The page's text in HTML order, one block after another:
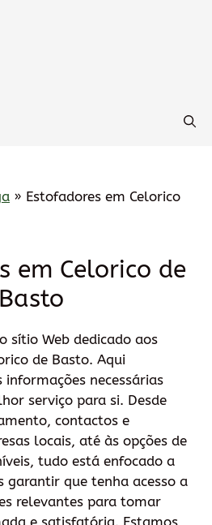
» Estofadores em Celorico
em Celorico de
Basto
sítio Web dedicado aos
de Basto. Aqui
necessárias
serviço para si. Desde
contactos e
locais, até às opções de
tudo está enfocado a
garantir que tenha acesso a
relevantes para tomar
e satisfatória. Estamos